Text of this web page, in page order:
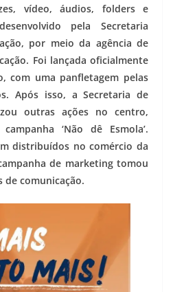
vídeo, áudios, folders e
pela Secretaria
por meio da agência de
Foi lançada oficialmente
com uma panfletagem pelas
Após isso, a Secretaria de
outras ações no centro,
‘Não dê Esmola’.
distribuídos no comércio da
de marketing tomou
de comunicação.